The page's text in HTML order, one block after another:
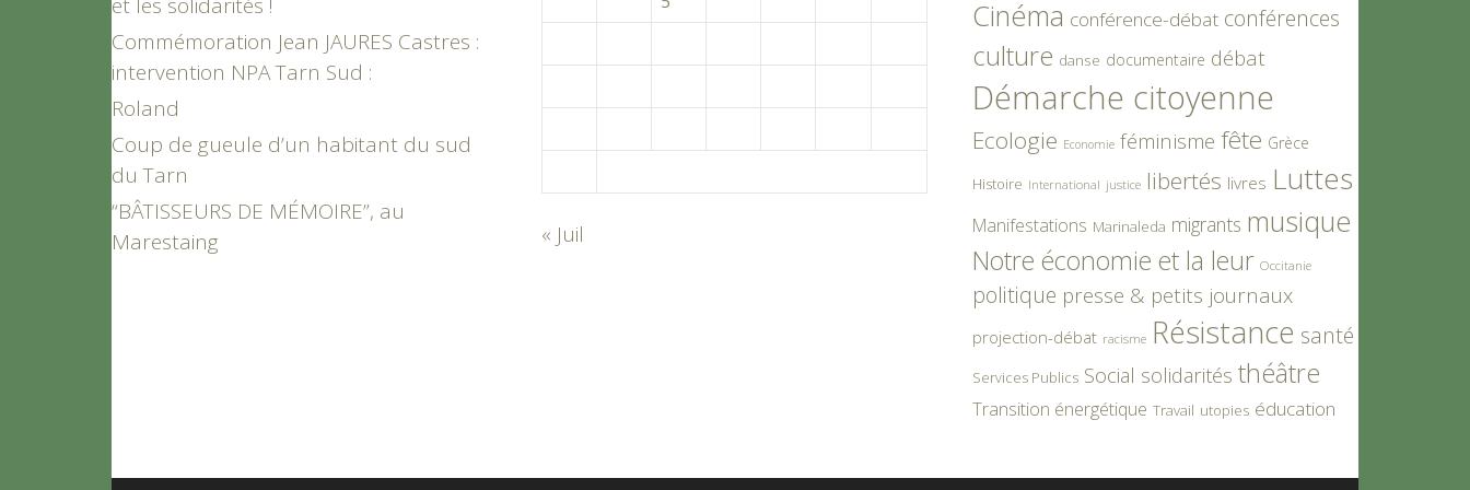
Commémoration Jean JAURES Castres :
intervention NPA Tarn Sud :
Roland
Coup de gueule d’un habitant du sud
du Tarn
“BÂTISSEURS DE MÉMOIRE”, au
Marestaing
« Juil
Cinéma conférence-débat conférences
culture danse documentaire débat
Démarche citoyenne
Ecologie Economie féminisme fête Grèce
Histoire International justice libertés livres Luttes
Manifestations Marinaleda migrants musique
Notre économie et la leur Occitanie
politique presse & petits journaux
projection-débat racisme Résistance santé
Services Publics Social solidarités théâtre
Transition énergétique Travail utopies éducation